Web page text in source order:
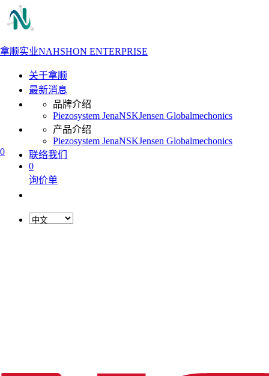
拿顺实业NAHSHON ENTERPRISE
0
关于拿顺
最新消息
品牌介绍
Piezosystem JenaNSKJensen Globalmechonics
产品介绍
Piezosystem JenaNSKJensen Globalmechonics
联络我们
0
询价单